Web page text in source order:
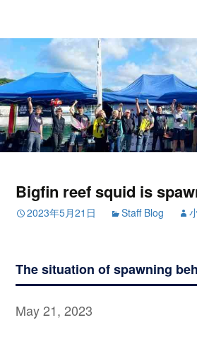
Bigfin reef squid is
2023年5月21日 Staff Blog
The situation of spawning
May 21, 2023